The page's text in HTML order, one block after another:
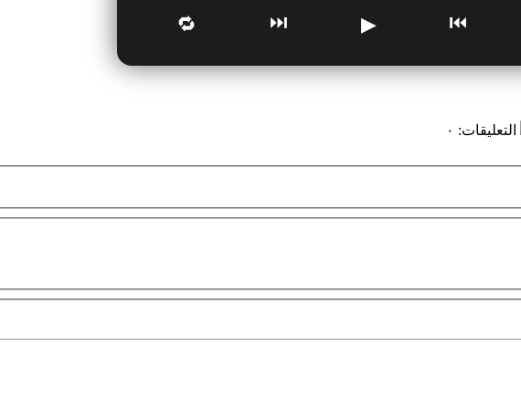
⏮
▶
⏭
🔁
التعليقات: ٠